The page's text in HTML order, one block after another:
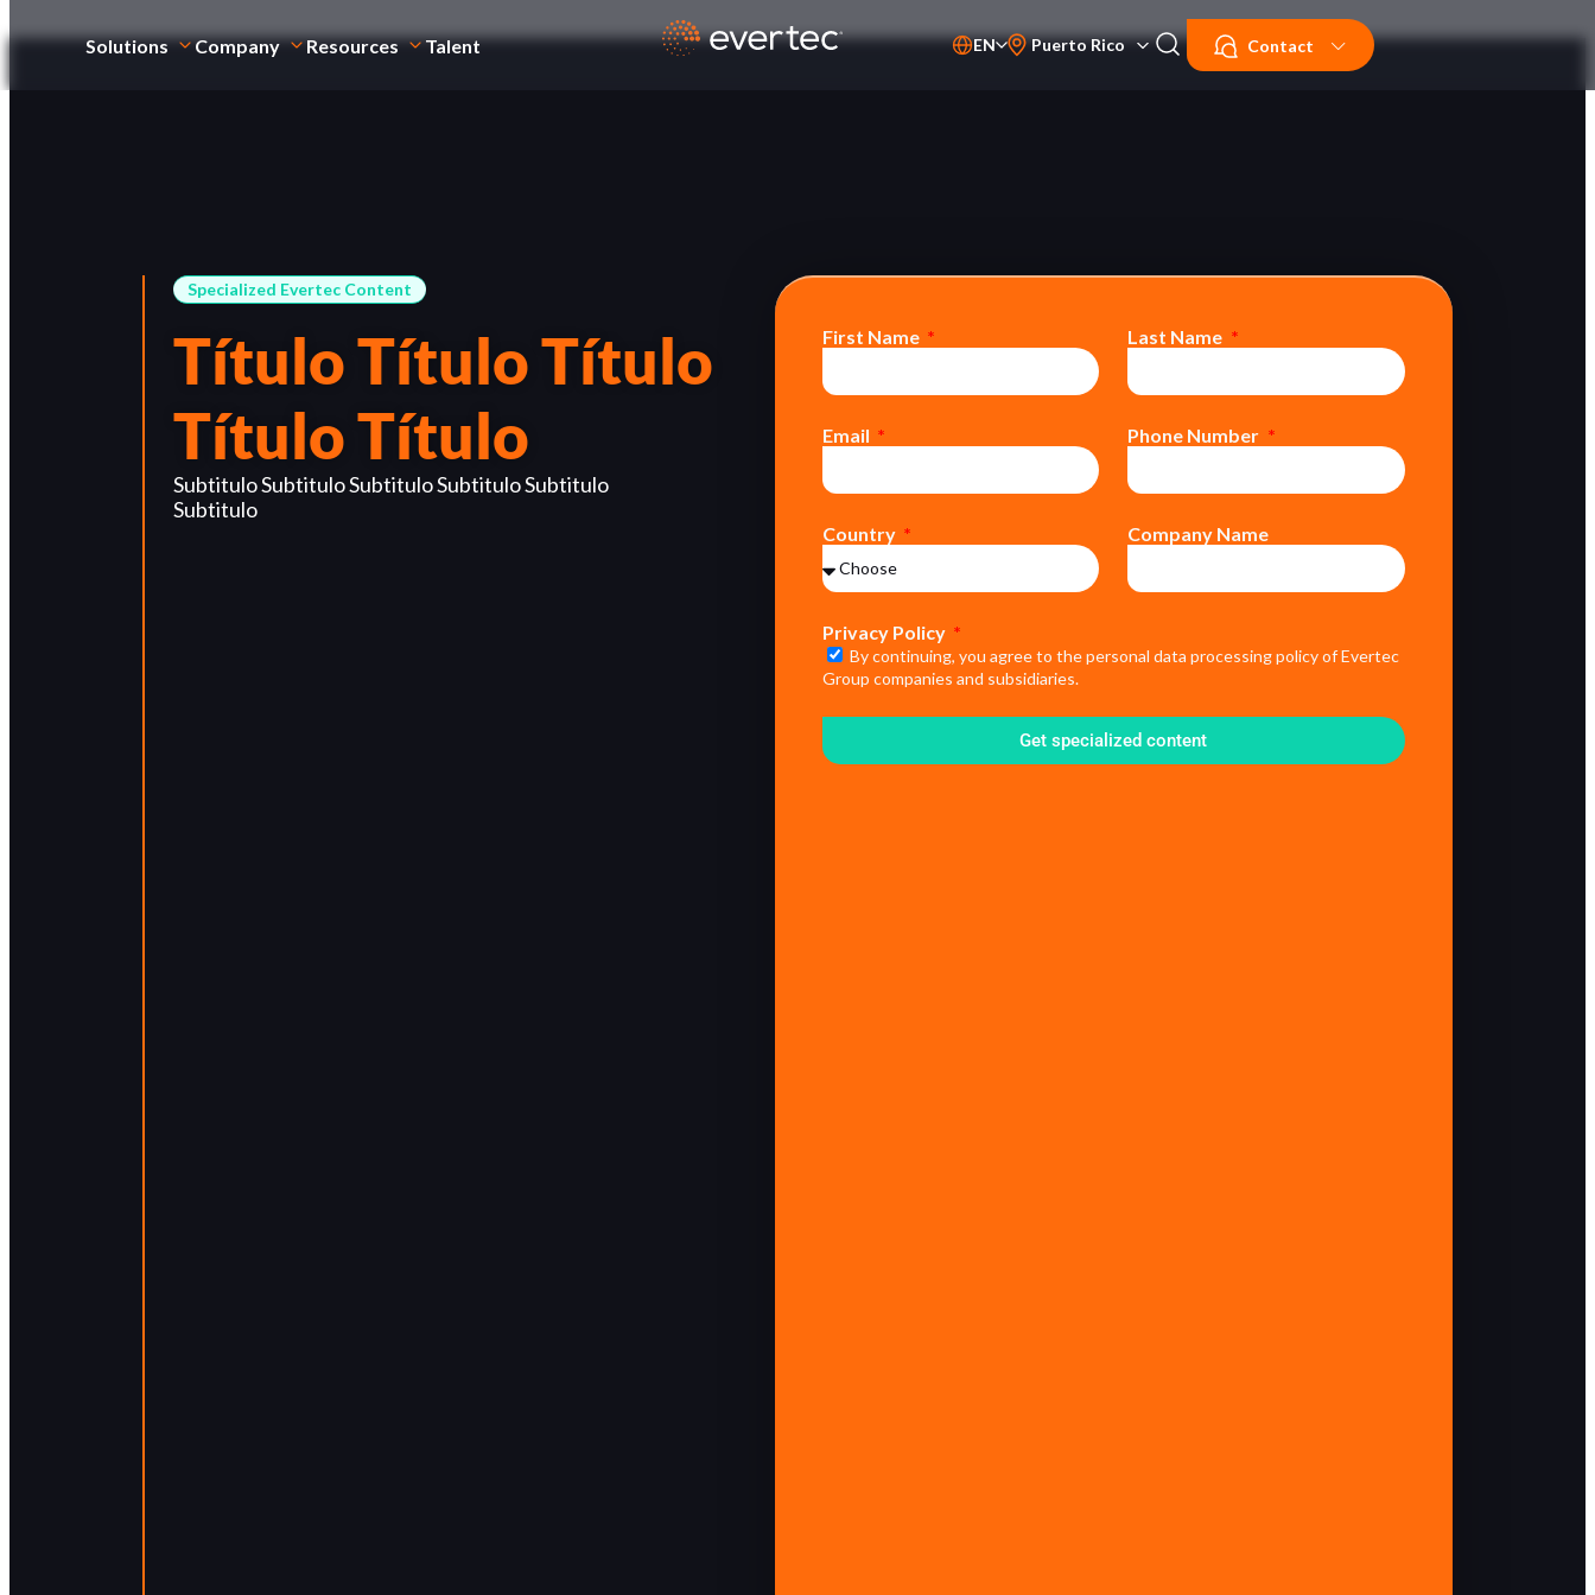
Solutions Company Resources Talent EN Puerto Rico Contact
Specialized Evertec Content
Título Título Título
Título Título
Subtitulo Subtitulo Subtitulo Subtitulo Subtitulo
Subtitulo
First Name Last Name
Email Phone Number
Country Company Name
Privacy Policy
By continuing, you agree to the personal data processing policy of Evertec
Group companies and subsidiaries.
Get specialized content